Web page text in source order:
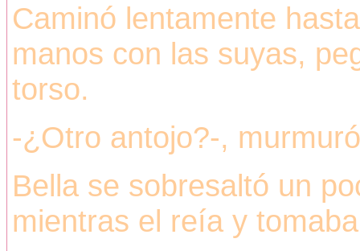
Caminó lentamente
manos con las suyas,
torso.
-¿Otro antojo?-,
Bella se sobresaltó un
mientras el reía y